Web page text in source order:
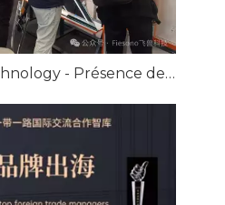
Fiesono Technology - Présence de haut niveau au Salon international du meuble ForMóbile de São Paulo, Brésil